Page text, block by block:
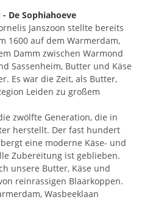
- De Sophiahoeve
Janszoon stellte bereits
1600 auf dem Warmerdam,
Damm zwischen Warmond
Sassenheim, Butter und Käse
Es war die Zeit, als Butter,
Leiden zu großem
zwölfte Generation, die in
herstellt. Der fast hundert
eine moderne Käse- und
Zubereitung ist geblieben.
unsere Butter, Käse und
reinrassigen Blaarkoppen.
Wasbeeklaan